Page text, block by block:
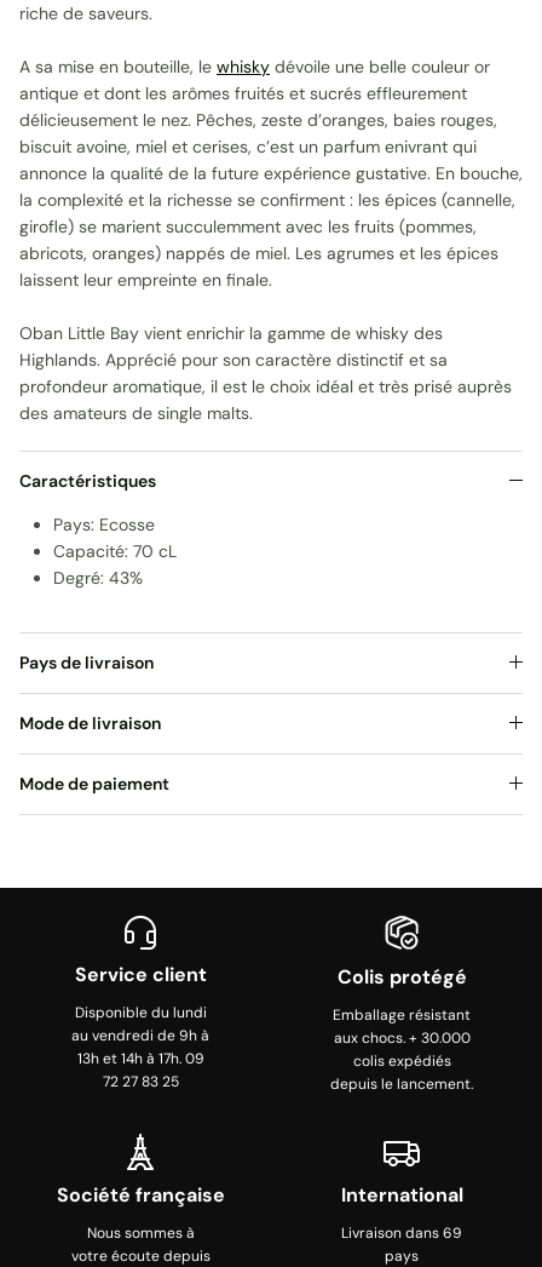
riche de saveurs.
A sa mise en bouteille, le whisky dévoile une belle couleur or
antique et dont les arômes fruités et sucrés effleurement
délicieusement le nez. Pêches, zeste d’oranges, baies rouges,
biscuit avoine, miel et cerises, c’est un parfum enivrant qui
annonce la qualité de la future expérience gustative. En bouche,
la complexité et la richesse se confirment : les épices (cannelle,
girofle) se marient succulemment avec les fruits (pommes,
abricots, oranges) nappés de miel. Les agrumes et les épices
laissent leur empreinte en finale.
Oban Little Bay vient enrichir la gamme de whisky des
Highlands. Apprécié pour son caractère distinctif et sa
profondeur aromatique, il est le choix idéal et très prisé auprès
des amateurs de single malts.
Caractéristiques
Pays: Ecosse
Capacité: 70 cL
Degré: 43%
Pays de livraison
Mode de livraison
Mode de paiement
Service client
Disponible du lundi
au vendredi de 9h à
13h et 14h à 17h. 09
72 27 83 25
Colis protégé
Emballage résistant
aux chocs. + 30.000
colis expédiés
depuis le lancement.
Société française
Nous sommes à
votre écoute depuis
International
Livraison dans 69
pays